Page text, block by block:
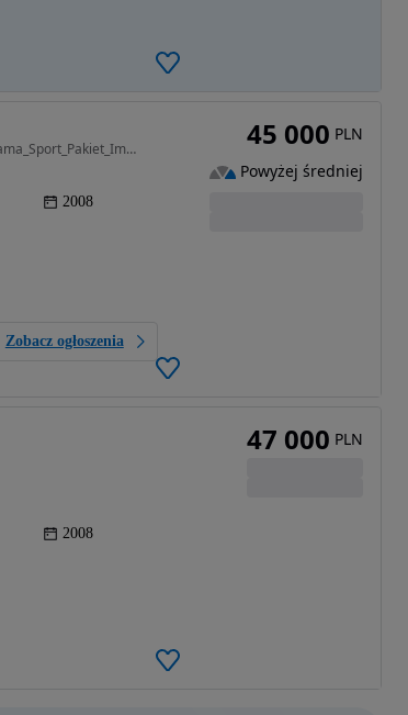
2993 cm3 • 286 KM • 3.0SD 286KM_M57_Sporty_El.Fotele_Panorama_Sport_Pakiet_Import_Niemcy
2008
Zobacz ogłoszenia
45 000 PLN
Powyżej średniej
2008
47 000 PLN